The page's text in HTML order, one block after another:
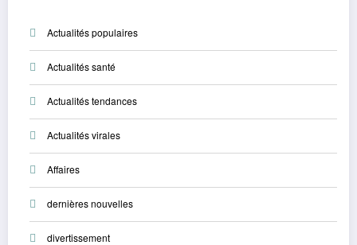
Actualités populaires
Actualités santé
Actualités tendances
Actualités virales
Affaires
dernières nouvelles
divertissement